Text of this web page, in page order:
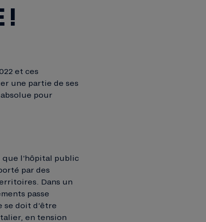
!
et ces
une partie de ses
pour
que l’hôpital public
par des
Dans un
passe
se doit d’être
en tension